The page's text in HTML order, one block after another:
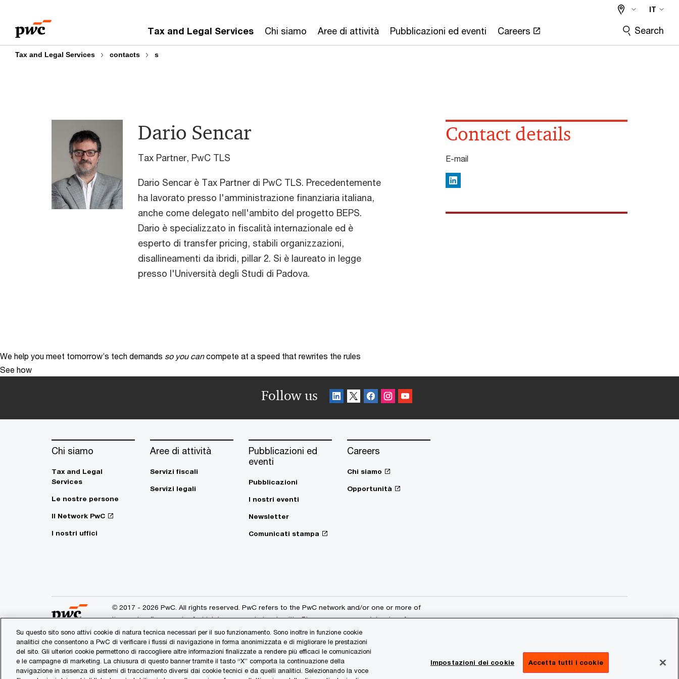
content
footer
Tax and Legal Services Chi siamo Aree di attività Pubblicazioni ed eventi Careers
IT
Search
Tax and Legal Services contacts s
Dario Sencar
Tax Partner, PwC TLS
Dario Sencar è Tax Partner di PwC TLS. Precedentemente
ha lavorato presso l'amministrazione finanziaria italiana,
anche come delegato nell'ambito del progetto BEPS.
Dario è specializzato in fiscalità internazionale ed è
esperto di transfer pricing, stabili organizzazioni,
disallineamenti da ibridi, pillar 2. Si è laureato in legge
presso l'Università degli Studi di Padova.
Contact details
E-mail
LinkedIn
We help you meet tomorrow’s tech demands so you can compete at a speed that rewrites the rules
See how
Follow us
Chi siamo
Tax and Legal
Services
Le nostre persone
Il Network PwC
I nostri uffici
Aree di attività
Servizi fiscali
Servizi legali
Pubblicazioni ed
eventi
Pubblicazioni
I nostri eventi
Newsletter
Comunicati stampa
Careers
Chi siamo
Opportunità
© 2017 - 2026 PwC. All rights reserved. PwC refers to the PwC network and/or one or more of
its member firms, each of which is a separate legal entity. Please see pwc.com/structure for
further details.
PwC Italia Contattaci I nostri uffici Legal e Privacy
Su questo sito sono attivi cookie di natura tecnica necessari per il suo funzionamento. Sono inoltre in funzione cookie
analitici che consentono a PwC di verificare i flussi di navigazione in forma anonimizzata e di migliorare le prestazioni
del sito. Gli ulteriori cookie permettono di raccogliere altre informazioni finalizzate a rendere più efficaci le comunicazioni
e le campagne di marketing. La chiusura di questo banner tramite il tasto “X” comporta la continuazione della
navigazione in assenza di sistemi di tracciamento diversi dai cookie tecnici e da quelli analitici. Selezionando la voce
Impostazioni dei cookie Accetta tutti i cookie